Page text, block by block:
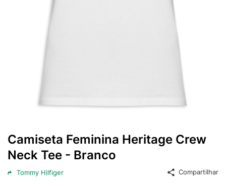
Camiseta Feminina Heritage Crew
Neck Tee - Branco
Tommy Hilfiger Compartilhar